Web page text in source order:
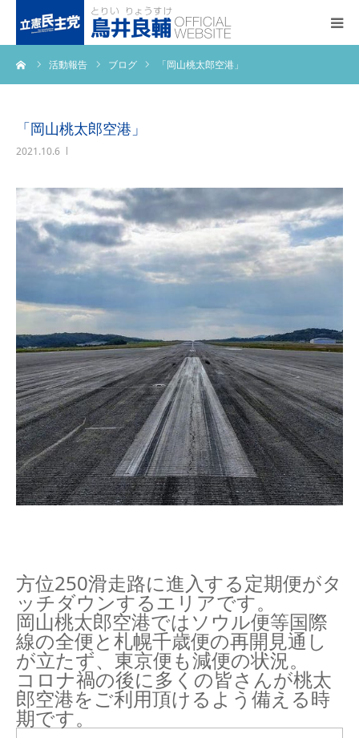
活動報告 ブログ 「岡山桃太郎空港」
「岡山桃太郎空港」
2021.10.6
方位250滑走路に進入する定期便がタ
ッチダウンするエリアです。
岡山桃太郎空港ではソウル便等国際
線の全便と札幌千歳便の再開見通し
が立たず、東京便も減便の状況。
コロナ禍の後に多くの皆さんが桃太
郎空港をご利用頂けるよう備える時
期です。
トップページ
プロフィール
事務所アクセス
活動報告